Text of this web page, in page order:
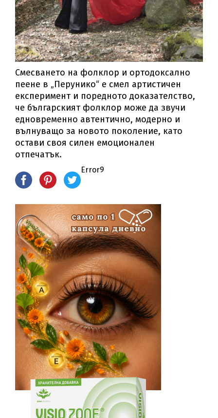
Смесването на фолклор и ортодоксално
пеене в „Перунико“ е смел артистичен
експеримент и поредното доказателство,
че българският фолклор може да звучи
едновременно автентично, модерно и
вълнуващо за новото поколение, като
остави своя силен емоционален
отпечатък.
Error9